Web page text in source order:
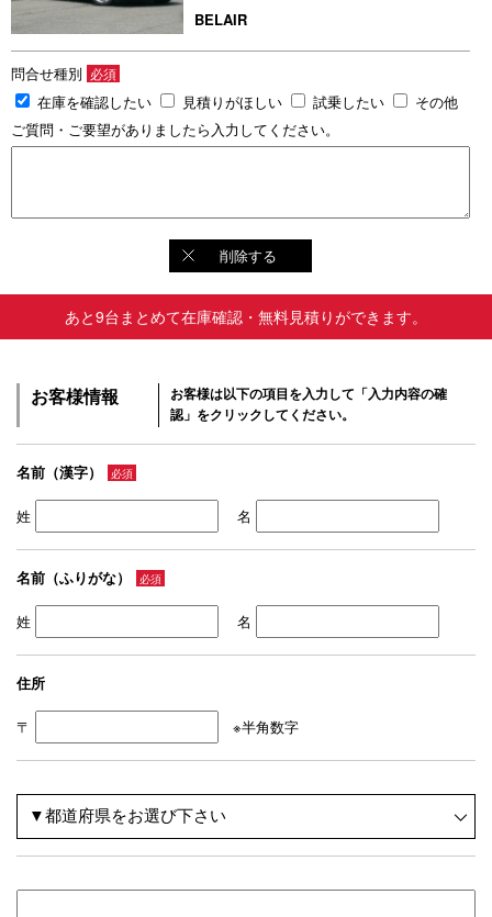
BELAIR
問合せ種別 必須
在庫を確認したい 見積りがほしい 試乗したい
その他
ご質問・ご要望がありましたら入力してください。
削除する
あと9台まとめて在庫確認・無料見積りができます。
お客様情報
お客様は以下の項目を入力して「入力内容の確
認」をクリックしてください。
名前（漢字） 必須
姓 名
名前（ふりがな） 必須
姓 名
住所
〒 ※半角数字